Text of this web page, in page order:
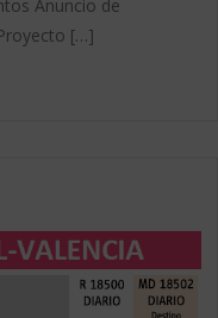
Anuncio de
[…]